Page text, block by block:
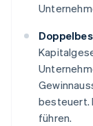
besteuert.
führen.